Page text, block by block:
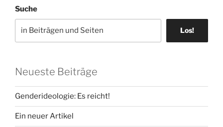
Suche
Los!
Neueste Beiträge
Genderideologie: Es reicht!
Ein neuer Artikel